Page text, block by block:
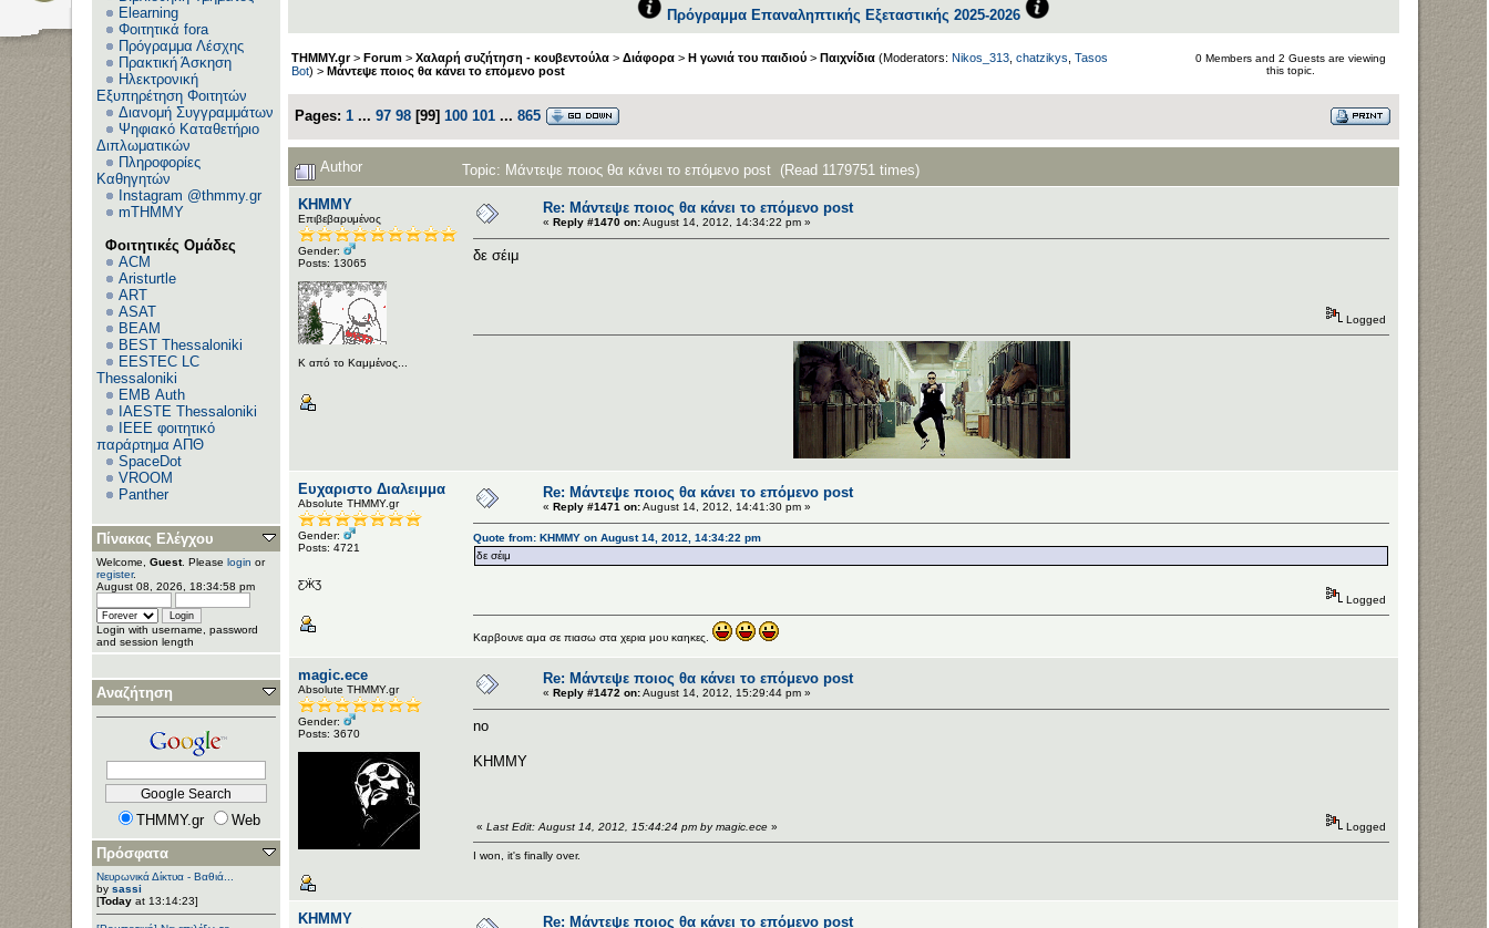
Elearning
Φοιτητικά fora
Πρόγραμμα Λέσχης
Πρακτική Άσκηση
Ηλεκτρονική
Εξυπηρέτηση Φοιτητών
Διανομή Συγγραμμάτων
Ψηφιακό Καταθετήριο
Διπλωματικών
Πληροφορίες
Καθηγητών
Instagram @thmmy.gr
mTHMMY
Φοιτητικές Ομάδες
ACM
Aristurtle
ART
ASAT
BEAM
BEST Thessaloniki
EESTEC LC
Thessaloniki
EΜΒ Auth
IAESTE Thessaloniki
IEEE φοιτητικό
παράρτημα ΑΠΘ
SpaceDot
VROOM
Panther
Πίνακας Ελέγχου
Welcome, Guest. Please login or
register.
August 08, 2026, 18:34:58 pm
Login with username, password
and session length
Αναζήτηση
THMMY.gr
Web
Πρόσφατα
Νευρωνικά Δίκτυα - Βαθιά...
by sassi
[Today at 13:14:23]
Πρόγραμμα Επαναληπτικής Εξεταστικής 2025-2026
THMMY.gr> Forum > Χαλαρή συζήτηση - κουβεντούλα > Διάφορα > Η γωνιά του παιδιού > Παιχνίδια (Moderators: Nikos_313, chatzikys, Tasos
Bot) > Μάντεψε ποιος θα κάνει το επόμενο post
0 Members and 2 Guests are viewing
this topic.
Pages: 1 ... 97 98 [99] 100 101 ... 865
Author Topic: Μάντεψε ποιος θα κάνει το επόμενο post (Read 1179751 times)
ΚΗΜΜΥ
Επιβεβαρυμένος
Gender:
Posts: 13065
Κ από το Καμμένος...
Re: Μάντεψε ποιος θα κάνει το επόμενο post
« Reply #1470 on:August 14, 2012, 14:34:22 pm »
δε σέιμ
Logged
Ευχαριστο Διαλειμμα
Αbsolute ΤΗΜΜΥ.gr
Gender:
Posts: 4721
ƸӜƷ
Re: Μάντεψε ποιος θα κάνει το επόμενο post
« Reply #1471 on:August 14, 2012, 14:41:30 pm »
Quote from: ΚΗΜΜΥ on August 14, 2012, 14:34:22 pm
δε σέιμ
Logged
Καρβουνε αμα σε πιασω στα χερια μου καηκες.
magic.ece
Αbsolute ΤΗΜΜΥ.gr
Gender:
Posts: 3670
Re: Μάντεψε ποιος θα κάνει το επόμενο post
« Reply #1472 on:August 14, 2012, 15:29:44 pm »
no
KHMMY
« Last Edit: August 14, 2012, 15:44:24 pm by magic.ece » Logged
I won, it's finally over.
ΚΗΜΜΥ Re: Μάντεψε ποιος θα κάνει το επόμενο post